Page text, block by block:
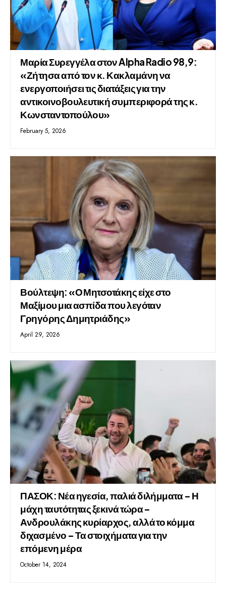
Μαρία Συρεγγέλα στον Alpha Radio 98,9:
«Ζήτησα από τον κ. Κακλαμάνη να
ενεργοποιήσει τις διατάξεις για την
αντικοινοβουλευτική συμπεριφορά της κ.
Κωνσταντοπούλου»
February 5, 2026
Βούλτεψη: «Ο Μητσοτάκης είχε στο
Μαξίμου μια ασπίδα που λεγόταν
Γρηγόρης Δημητριάδης»
April 29, 2026
ΠΑΣΟΚ: Νέα ηγεσία, παλιά διλήμματα – Η
μάχη ταυτότητας ξεκινά τώρα –
Ανδρουλάκης κυρίαρχος, αλλά το κόμμα
διχασμένο – Τα στοιχήματα για την
επόμενη μέρα
October 14, 2024